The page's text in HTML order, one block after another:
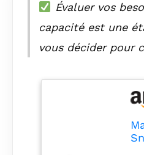
Évaluer vos
capacité est une
vous décider pour